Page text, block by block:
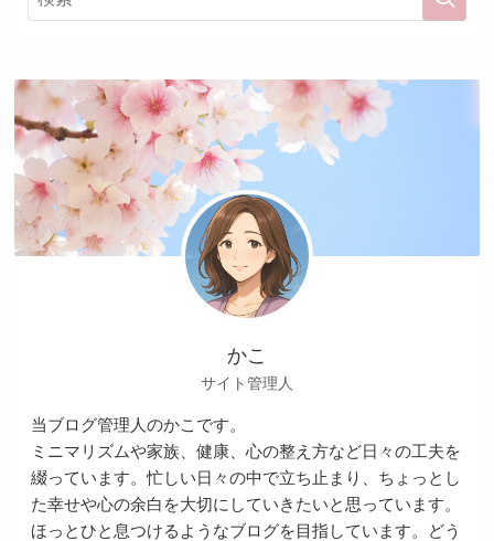
かこ
サイト管理人
当ブログ管理人のかこです。
ミニマリズムや家族、健康、心の整え方など日々の工夫を
綴っています。忙しい日々の中で立ち止まり、ちょっとし
た幸せや心の余白を大切にしていきたいと思っています。
ほっとひと息つけるようなブログを目指しています。どう